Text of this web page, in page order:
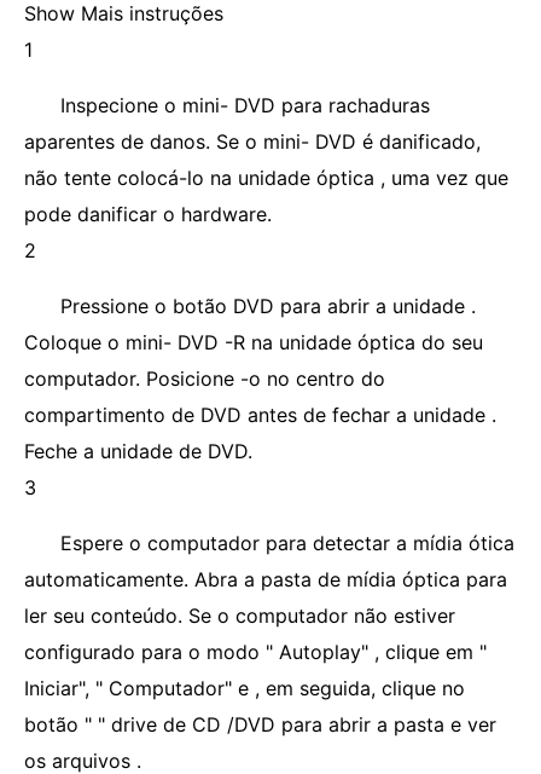
Show Mais instruções
1
Inspecione o mini- DVD para rachaduras
aparentes de danos. Se o mini- DVD é danificado,
não tente colocá-lo na unidade óptica , uma vez que
pode danificar o hardware.
2
Pressione o botão DVD para abrir a unidade .
Coloque o mini- DVD -R na unidade óptica do seu
computador. Posicione -o no centro do
compartimento de DVD antes de fechar a unidade .
Feche a unidade de DVD.
3
Espere o computador para detectar a mídia ótica
automaticamente. Abra a pasta de mídia óptica para
ler seu conteúdo. Se o computador não estiver
configurado para o modo " Autoplay" , clique em "
Iniciar", " Computador" e , em seguida, clique no
botão " " drive de CD /DVD para abrir a pasta e ver
os arquivos .